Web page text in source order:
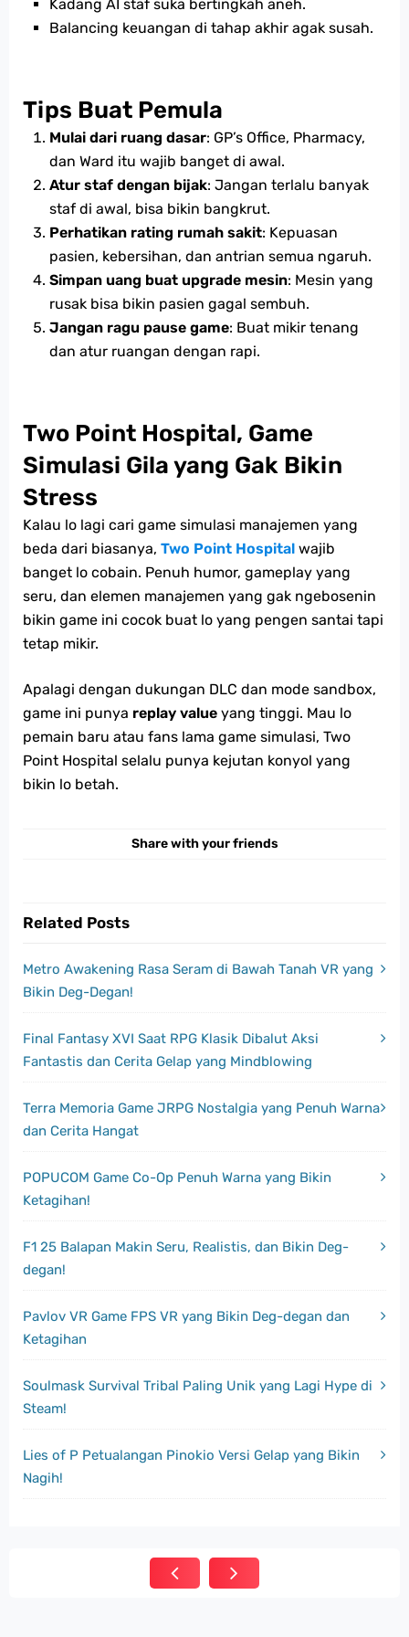
Kadang AI staf suka bertingkah aneh.
Balancing keuangan di tahap akhir agak susah.
Tips Buat Pemula
Mulai dari ruang dasar: GP’s Office, Pharmacy,
dan Ward itu wajib banget di awal.
Atur staf dengan bijak: Jangan terlalu banyak
staf di awal, bisa bikin bangkrut.
Perhatikan rating rumah sakit: Kepuasan
pasien, kebersihan, dan antrian semua ngaruh.
Simpan uang buat upgrade mesin: Mesin yang
rusak bisa bikin pasien gagal sembuh.
Jangan ragu pause game: Buat mikir tenang
dan atur ruangan dengan rapi.
Two Point Hospital, Game
Simulasi Gila yang Gak Bikin
Stress
Kalau lo lagi cari game simulasi manajemen yang
beda dari biasanya, Two Point Hospital wajib
banget lo cobain. Penuh humor, gameplay yang
seru, dan elemen manajemen yang gak ngebosenin
bikin game ini cocok buat lo yang pengen santai tapi
tetap mikir.
Apalagi dengan dukungan DLC dan mode sandbox,
game ini punya replay value yang tinggi. Mau lo
pemain baru atau fans lama game simulasi, Two
Point Hospital selalu punya kejutan konyol yang
bikin lo betah.
Share with your friends
Related Posts
Metro Awakening Rasa Seram di Bawah Tanah VR yang
Bikin Deg-Degan!
Final Fantasy XVI Saat RPG Klasik Dibalut Aksi
Fantastis dan Cerita Gelap yang Mindblowing
Terra Memoria Game JRPG Nostalgia yang Penuh Warna
dan Cerita Hangat
POPUCOM Game Co-Op Penuh Warna yang Bikin
Ketagihan!
F1 25 Balapan Makin Seru, Realistis, dan Bikin Deg-
degan!
Pavlov VR Game FPS VR yang Bikin Deg-degan dan
Ketagihan
Soulmask Survival Tribal Paling Unik yang Lagi Hype di
Steam!
Lies of P Petualangan Pinokio Versi Gelap yang Bikin
Nagih!